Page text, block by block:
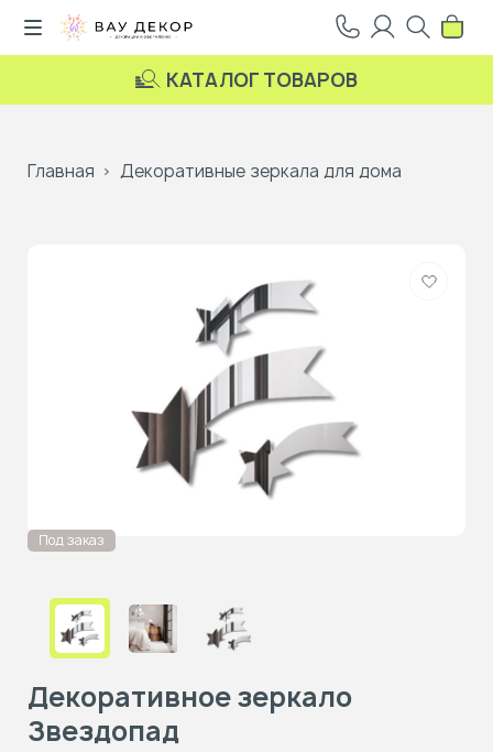
КАТАЛОГ ТОВАРОВ
Главная Декоративные зеркала для дома
Под заказ
Декоративное зеркало
Звездопад